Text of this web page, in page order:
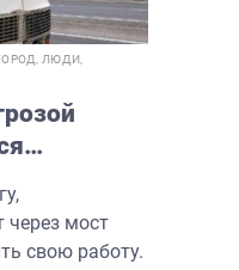
ЛЮДИ
через мост
свою работу.